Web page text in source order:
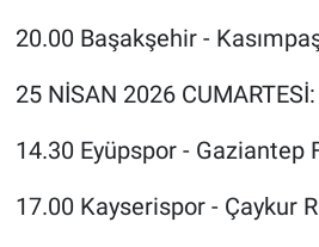
20.00 Başakşehir -
25 NİSAN 2026 CUMARTESİ:
14.30 Eyüpspor - Gaziantep
17.00 Kayserispor - Çaykur